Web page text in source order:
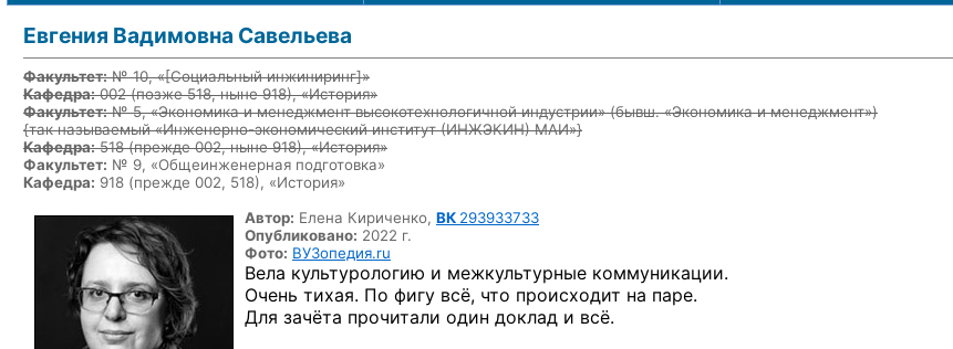
Евгения Вадимовна Савельева
Факультет:№ 10, «[Социальный инжиниринг]»
Кафедра:002(позже 518, ныне 918), «История»
Факультет:№ 5, «Экономика и менеджмент высокотехнологичной индустрии» (бывш. «Экономика и менеджмент»)
{так называемый «Инженерно-экономический институт (ИНЖЭКИН) МАИ»}
Кафедра:518(прежде 002, ныне 918), «История»
Факультет: № 9, «Общеинженерная подготовка»
Кафедра: 918 (прежде 002, 518), «История»
Автор: Елена Кириченко, ВК 293933733
Опубликовано: 2022 г.
Фото: ВУЗопедия.ru
Вела культурологию и межкультурные коммуникации.
Очень тихая. По фигу всё, что происходит на паре.
Для зачёта прочитали один доклад и всё.